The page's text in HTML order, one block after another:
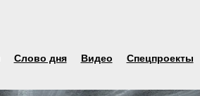
Слово дня Видео Спецпроекты